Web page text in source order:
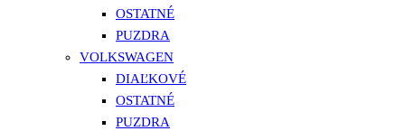
OSTATNÉ
PUZDRA
VOLKSWAGEN
DIAĽKOVÉ
OSTATNÉ
PUZDRA